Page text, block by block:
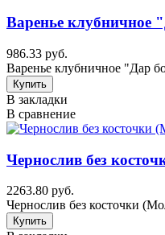
Варенье клубничное
986.33 руб.
Варенье клубничное "Дар
Купить
В закладки
В сравнение
Чернослив без
2263.80 руб.
Чернослив без косточки
Купить